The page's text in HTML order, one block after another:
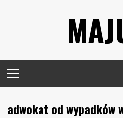
Menu
adwokat od wypadków